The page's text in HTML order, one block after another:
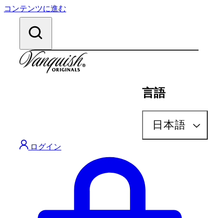
コンテンツに進む
言語
日本語
ログイン